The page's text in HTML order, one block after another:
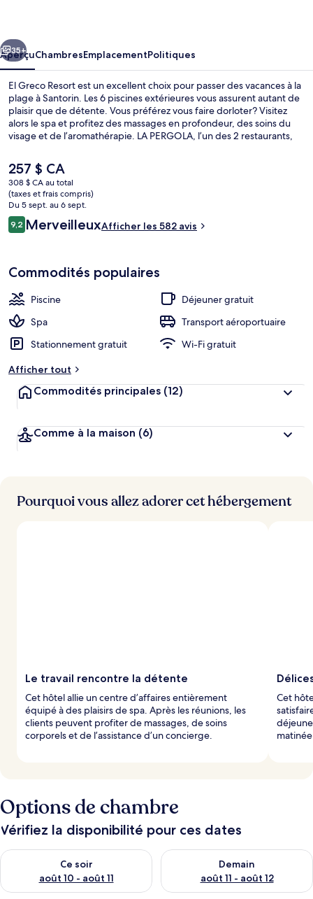
Suivant
35+
AperçuChambresEmplacementPolitiques
El Greco Resort est un excellent choix pour passer des vacances à la
plage à Santorin. Les 6 piscines extérieures vous assurent autant de
plaisir que de détente. Vous préférez vous faire dorloter? Visitez
alors le spa et profitez des massages en profondeur, des soins du
visage et de l’aromathérapie. LA PERGOLA, l’un des 2 restaurants,
saillants figurent 2 bars attenants à la piscine, un bar-salon et un
centre d’entraînement physique. Les autres voyageurs apprécient
vraiment le personnel serviable et l’emplacement.
Le
prix
actuel
est
de 257 $ CA
257 $ CA
308 $ CA au total
(taxes et frais compris)
Du 5 sept. au 6 sept.
Avis
9,29,2 sur 10 –
MerveilleuxAfficher les 582 avis
Commodités populaires
Piscine
Déjeuner gratuit
Spa
Transport aéroportuaire
Stationnement gratuit
Wi-Fi gratuit
Afficher tout
Commodités principales (12)
Comme à la maison (6)
Pourquoi vous allez adorer cet hébergement
Le travail rencontre la détente
Cet hôtel allie un centre d’affaires entièrement
équipé à des plaisirs de spa. Après les réunions, les
clients peuvent profiter de massages, de soins
corporels et de l’assistance d’un concierge.
Cet
Options de chambre
Vérifiez la disponibilité pour ces dates
Ce soir
août 10 - août 11
Vérifier la disponibilité pour ce soir août 10 - août 11
Demain
août 11 - août 12
Vérifier la disponibilité pour